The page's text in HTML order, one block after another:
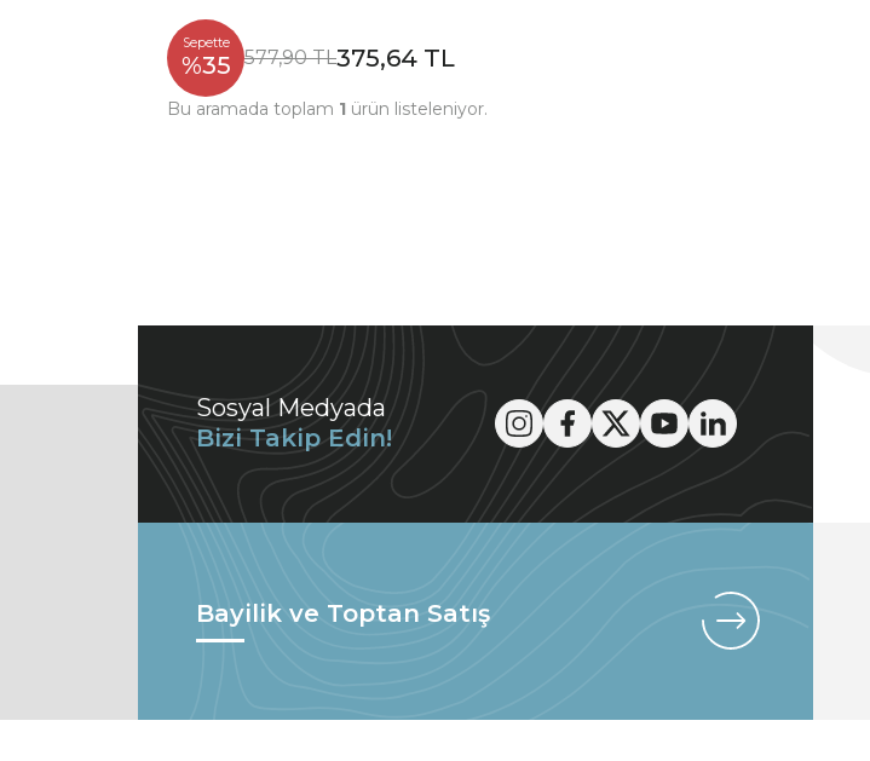
Sepette
%35 577,90 TL375,64 TL
Bu aramada toplam 1 ürün listeleniyor.
Sosyal Medyada
Bizi Takip Edin!
Bayilik ve Toptan Satış